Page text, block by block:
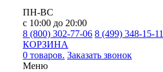
ПН-ВС
с 10:00 до 20:00
8 (800) 302-77-06 8 (499) 348-15-11
КОРЗИНА
0 товаров. Заказать звонок
Меню